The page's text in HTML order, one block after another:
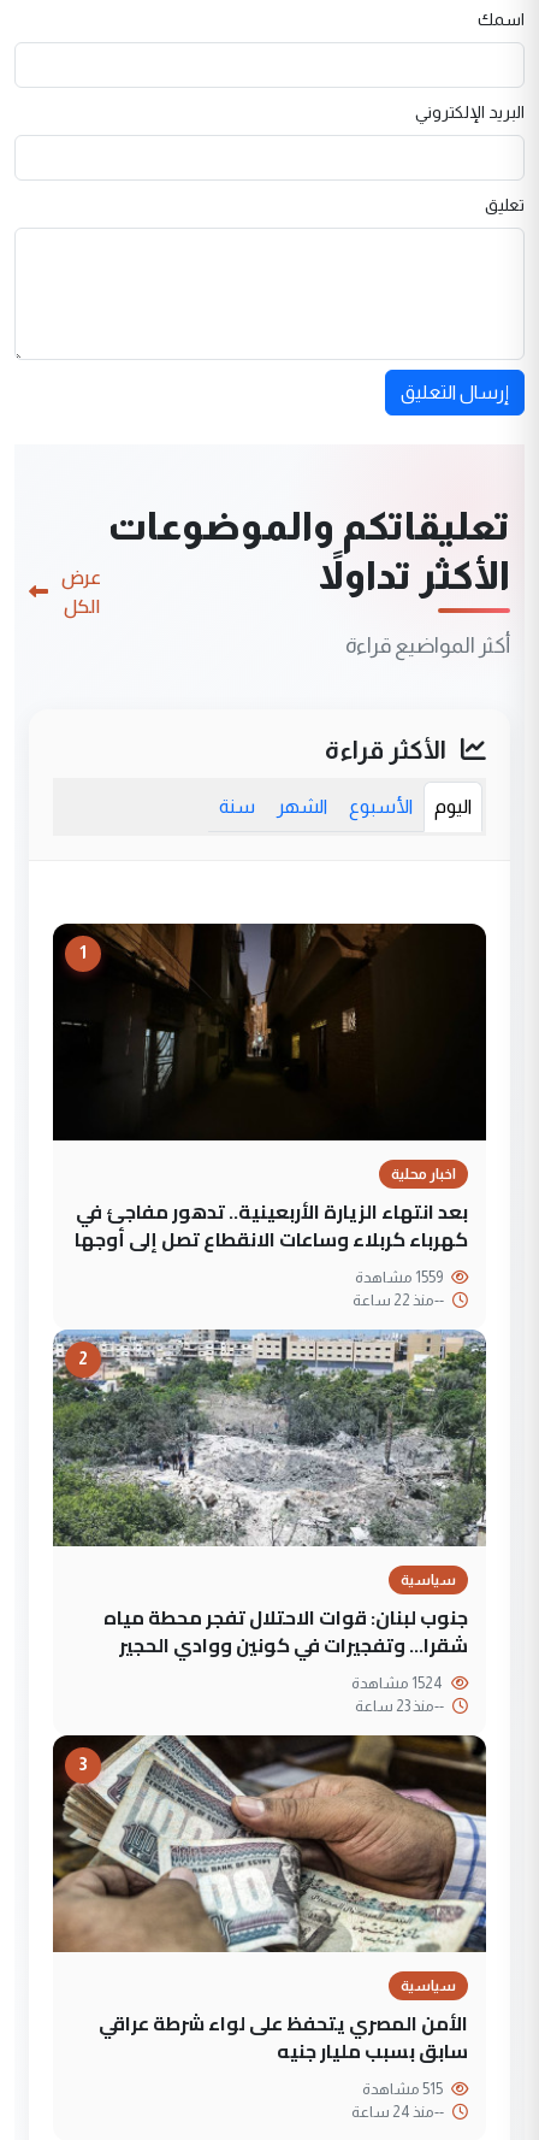
اسمك
البريد الإلكتروني
تعليق
إرسال التعليق
تعليقاتكم والموضوعات
الأكثر تداولاً
أكثر المواضيع قراءة
عرض
الكل
الأكثر قراءة
اليوم الأسبوع الشهر سنة
1
اخبار محلية
بعد انتهاء الزيارة الأربعينية.. تدهور مفاجئ في
كهرباء كربلاء وساعات الانقطاع تصل إلى أوجها
--منذ 22 ساعة
2
سياسية
جنوب لبنان: قوات الاحتلال تفجر محطة مياه
شقرا… وتفجيرات في كونين ووادي الحجير
--منذ 23 ساعة
3
سياسية
الأمن المصري يتحفظ على لواء شرطة عراقي
سابق بسبب مليار جنيه
--منذ 24 ساعة